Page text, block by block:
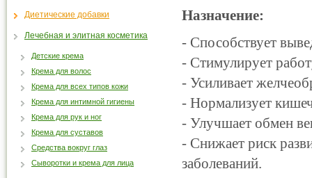
Назначение:
- Способствует
- Стимулирует
- Усиливает
- Нормализует
- Улучшает обмен
- Снижает риск
заболеваний.
Диетические добавки
Лечебная и элитная косметика
Детские крема
Крема для волос
Крема для всех типов кожи
Крема для интимной гигиены
Крема для рук и ног
Крема для суставов
Средства вокруг глаз
Сыворотки и крема для лица